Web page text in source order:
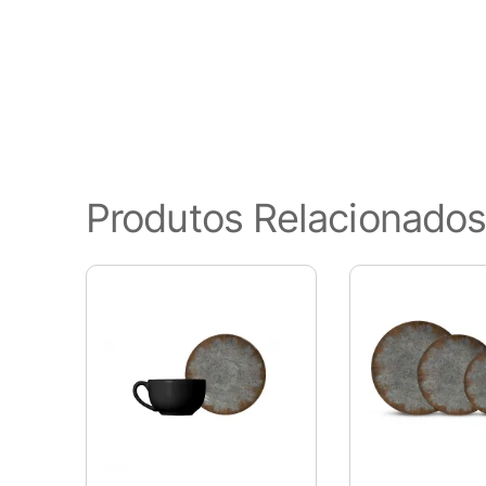
Pesquisar
Produtos Relacionados
funcionalidades básicas do
Os cookies necessários são
apenas cookies que
Cookies Não Necessários
Ativado
Quaisquer cookies que